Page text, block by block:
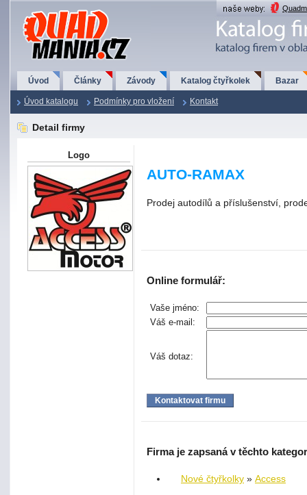
QuadMania.cz
Úvod Články Závody Katalog čtyřkolek Bazar
Úvod katalogu Podmínky pro vložení Kontakt
Detail firmy
Logo
AUTO-RAMAX
Prodej autodílů a příslušenství,
Online formulář:
Vaše jméno:
Váš e-mail:
Váš dotaz:
Firma je zapsaná v těchto
Nové čtyřkolky » Access